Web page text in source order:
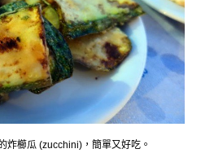
炸櫛瓜 (zucchini)，簡單又好吃。